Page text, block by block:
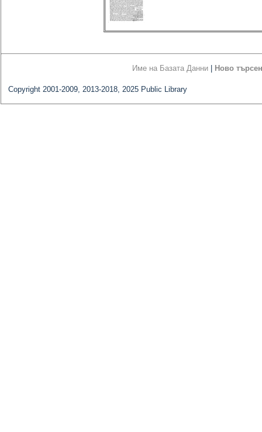
Име на Базата Данни Ново
Copyright 2001-2009, 2013-2018, 2025 Public Library